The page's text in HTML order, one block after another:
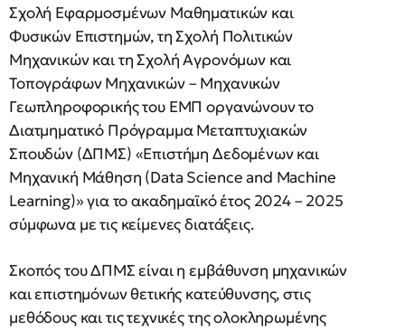
Σχολή Εφαρμοσμένων Μαθηματικών και
Φυσικών Επιστημών, τη Σχολή Πολιτικών
Μηχανικών και τη Σχολή Αγρονόμων και
Τοπογράφων Μηχανικών – Μηχανικών
Γεωπληροφορικής του ΕΜΠ οργανώνουν το
Διατμηματικό Πρόγραμμα Μεταπτυχιακών
Σπουδών (ΔΠΜΣ) «Επιστήμη Δεδομένων και
Μηχανική Μάθηση (Data Science and Machine
Learning)» για το ακαδημαϊκό έτος 2024 – 2025
σύμφωνα με τις κείμενες διατάξεις.
Σκοπός του ΔΠΜΣ είναι η εμβάθυνση μηχανικών
και επιστημόνων θετικής κατεύθυνσης, στις
μεθόδους και τις τεχνικές της ολοκληρωμένης